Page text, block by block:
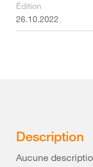
Édition
26.10.2022
Description
Aucune